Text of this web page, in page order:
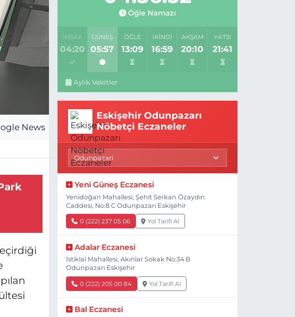
Öğle Namazı
İMSAK
04:20
GÜNEŞ
05:57
ÖĞLE
13:09
İKINDI
16:59
AKŞAM
20:10
YATSI
21:41
Aylık Vakitler
Eskişehir Odunpazarı
Nöbetçi Eczaneler
Yeni Güneş Eczanesi
Yenidoğan Mahallesi, Şehit Serkan Özaydın
Caddesi, No:8 C Odunpazarı Eskişehir
0 (222) 237 05 06 Yol Tarifi Al
Adalar Eczanesi
İstiklal Mahallesi, Akınlar Sokak No:34 B
Odunpazarı Eskişehir
0 (222) 205 00 84 Yol Tarifi Al
Bal Eczanesi